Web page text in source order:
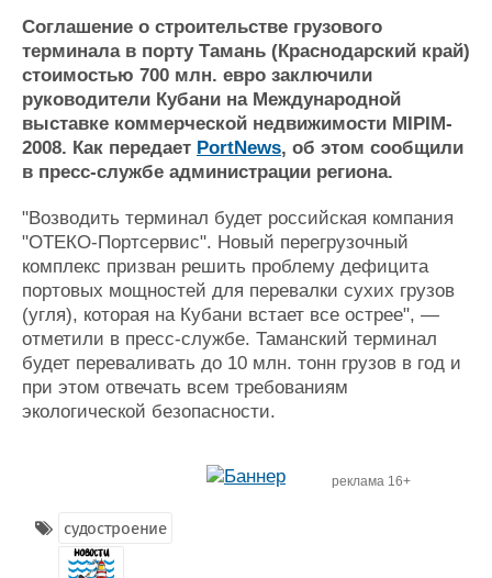
Репутация
Работа
Крюинг
Журнал
Реклама
Изделия
Материалы
Услуги
Выставки и семинары
Личности
Словарь
Галерея флота
Форум
Отзывы
Все службы
Соглашение о строительстве грузового
терминала в порту Тамань (Краснодарский край)
стоимостью 700 млн. евро заключили
руководители Кубани на Международной
выставке коммерческой недвижимости MIPIM-
2008. Как передает PortNews, об этом сообщили
в пресс-службе администрации региона.
"Возводить терминал будет российская компания
"ОТЕКО-Портсервис". Новый перегрузочный
комплекс призван решить проблему дефицита
портовых мощностей для перевалки сухих грузов
(угля), которая на Кубани встает все острее", —
отметили в пресс-службе. Таманский терминал
будет переваливать до 10 млн. тонн грузов в год и
при этом отвечать всем требованиям
экологической безопасности.
реклама 16+
судостроение